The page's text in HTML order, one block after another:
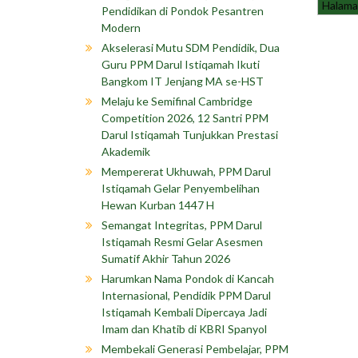
Pendidikan di Pondok Pesantren
Modern
Akselerasi Mutu SDM Pendidik, Dua
Guru PPM Darul Istiqamah Ikuti
Bangkom IT Jenjang MA se-HST
Melaju ke Semifinal Cambridge
Competition 2026, 12 Santri PPM
Darul Istiqamah Tunjukkan Prestasi
Akademik
Mempererat Ukhuwah, PPM Darul
Istiqamah Gelar Penyembelihan
Hewan Kurban 1447 H
Semangat Integritas, PPM Darul
Istiqamah Resmi Gelar Asesmen
Sumatif Akhir Tahun 2026
Harumkan Nama Pondok di Kancah
Internasional, Pendidik PPM Darul
Istiqamah Kembali Dipercaya Jadi
Imam dan Khatib di KBRI Spanyol
Membekali Generasi Pembelajar, PPM